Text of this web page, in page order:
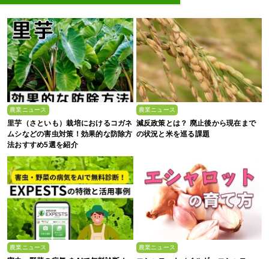
農業ニュース
里芋（さといも）栽培におけるコガネ
ムシなどの害虫対策！効果的な防除方
法おすすめ5選を紹介
農業ニュース
減反政策とは？ 廃止後から現在まで
の状況と米を巡る課題
農業ニュース 農業ニュース